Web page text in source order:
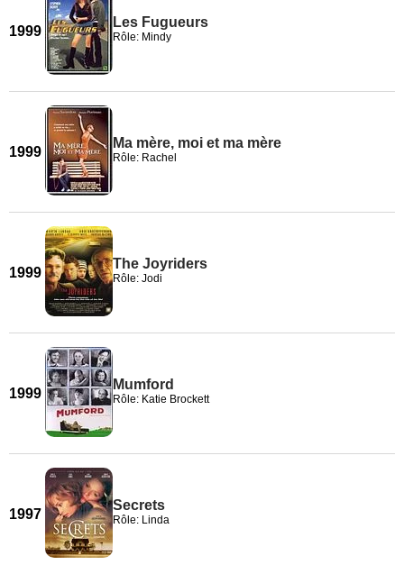
1999
Les Fugueurs
Rôle: Mindy
1999
Ma mère, moi et ma mère
Rôle: Rachel
1999
The Joyriders
Rôle: Jodi
1999
Mumford
Rôle: Katie Brockett
1997
Secrets
Rôle: Linda